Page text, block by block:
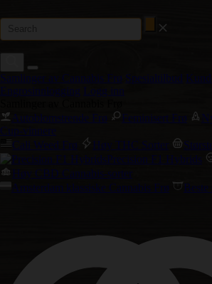
Samlinger av Cannabis Frø Spesialtilbud
Engrosinnlogging Logg inn
Autoblomstrende Frø
Feminisert Frø
Cup-vinnere
Cali Weed Frø
Høy THC Sorter
Precision F1 Hybrids
Høy CBD Cannabis-sorter
Amsterdam klassiske Cannabis Frø
Beste